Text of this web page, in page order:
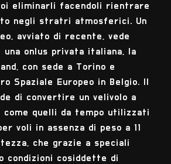
eliminarli facendoli rientrare
negli stratri atmosferici. Un
avviato di recente, vede
una onlus privata italiana, la
con sede a Torino e
Spaziale Europeo in Belgio. Il
di convertire un velivolo a
come quelli da tempo utilizzati
voli in assenza di peso a 11
che grazie a speciali
condizioni cosiddette di